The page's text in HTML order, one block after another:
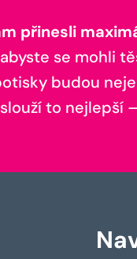
přinesli
se mohli
budou
to nejlepší